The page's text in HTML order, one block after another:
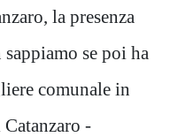
la presenza
se poi ha
comunale in
-